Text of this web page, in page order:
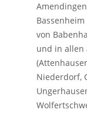
von
und in allen
Niederdorf,